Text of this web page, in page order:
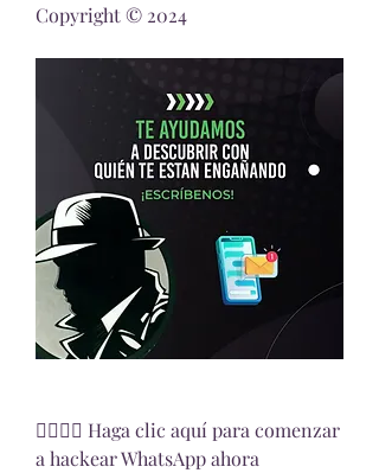
Copyright © 2024
👉🏻👉🏻 Haga clic aquí para comenzar
a hackear WhatsApp ahora